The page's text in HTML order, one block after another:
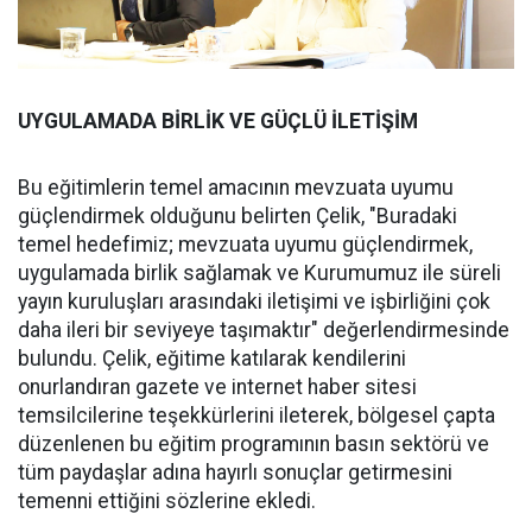
UYGULAMADA BİRLİK VE GÜÇLÜ İLETİŞİM
Bu eğitimlerin temel amacının mevzuata uyumu
güçlendirmek olduğunu belirten Çelik, "Buradaki
temel hedefimiz; mevzuata uyumu güçlendirmek,
uygulamada birlik sağlamak ve Kurumumuz ile süreli
yayın kuruluşları arasındaki iletişimi ve işbirliğini çok
daha ileri bir seviyeye taşımaktır" değerlendirmesinde
bulundu. Çelik, eğitime katılarak kendilerini
onurlandıran gazete ve internet haber sitesi
temsilcilerine teşekkürlerini ileterek, bölgesel çapta
düzenlenen bu eğitim programının basın sektörü ve
tüm paydaşlar adına hayırlı sonuçlar getirmesini
temenni ettiğini sözlerine ekledi.